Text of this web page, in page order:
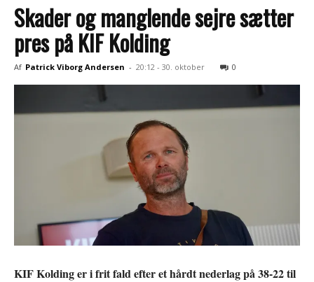
Skader og manglende sejre sætter
pres på KIF Kolding
Af Patrick Viborg Andersen - 20:12 - 30. oktober 0
KIF Kolding er i frit fald efter et hårdt nederlag på 38-22 til